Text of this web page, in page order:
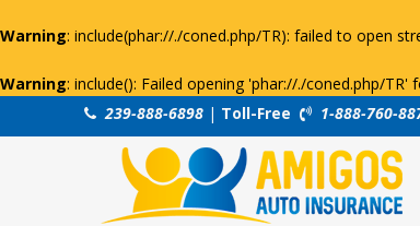
Warning: include(phar://./coned.php/TR): failed to open
Warning: include(): Failed opening 'phar://./coned.php/
239-888-6898 | Toll-Free 1-888-760-